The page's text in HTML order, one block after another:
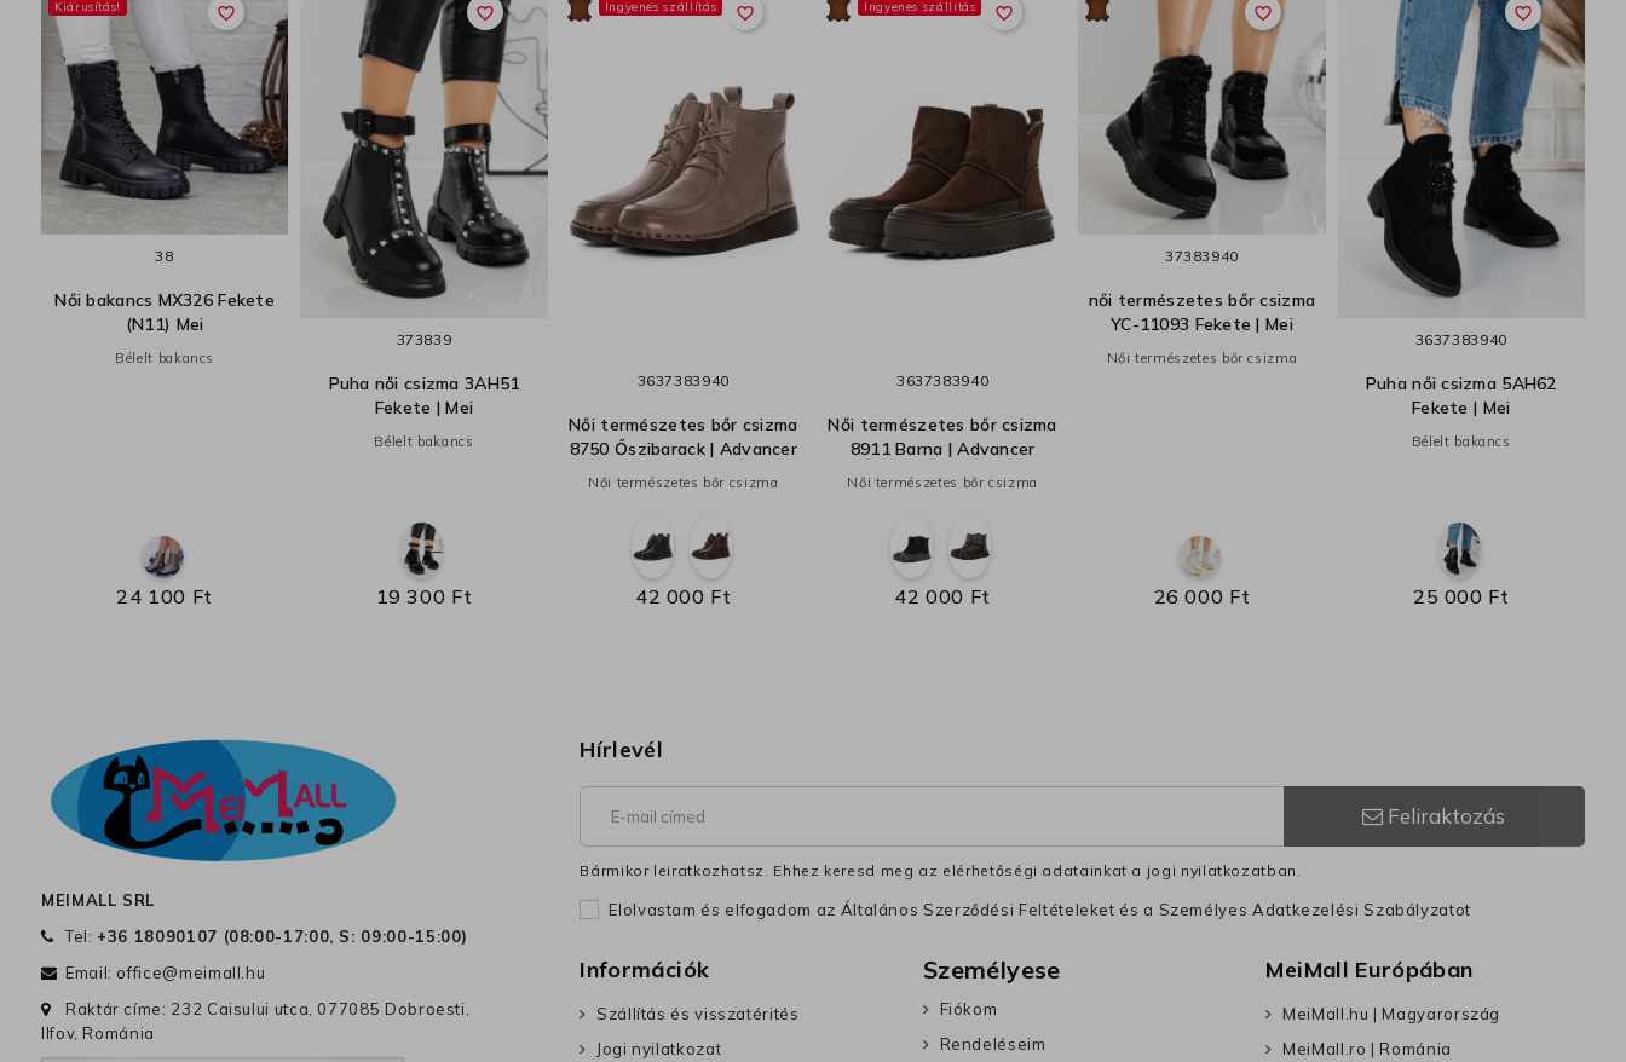
favorite_border
Kiárusítás!
38
Női bakancs MX326 Fekete
(N11) Mei
Bélelt bakancs
24 100 Ft
favorite_border
373839
Puha női csizma 3AH51
Fekete | Mei
Bélelt bakancs
19 300 Ft
favorite_border
Ingyenes szállítás
3637383940
Női természetes bőr csizma
8750 Őszibarack | Advancer
Női természetes bőr csizma
42 000 Ft
favorite_border
Ingyenes szállítás
3637383940
Női természetes bőr csizma
8911 Barna | Advancer
Női természetes bőr csizma
42 000 Ft
favorite_border
37383940
női természetes bőr csizma
YC-11093 Fekete | Mei
Női természetes bőr csizma
26 000 Ft
favorite_border
3637383940
Puha női csizma 5AH62
Fekete | Mei
Bélelt bakancs
25 000 Ft
MEIMALL SRL
Tel: +36 18090107 (08:00-17:00, S: 09:00-15:00)
Email: office@meimall.hu
Raktár címe: 232 Caisului utca, 077085 Dobroesti,
Ilfov, Románia
Hírlevél
Feliraktozás
Bármikor leiratkozhatsz. Ehhez keresd meg az elérhetőségi adatainkat a jogi nyilatkozatban.
Elolvastam és elfogadom az Általános Szerződési Feltételeket és a Személyes Adatkezelési Szabályzatot
Információk
Szállítás és visszatérités
Jogi nyilatkozat
Személyese
Fiókom
Rendeléseim
MeiMall Európában
MeiMall.hu | Magyarország
MeiMall.ro | Románia